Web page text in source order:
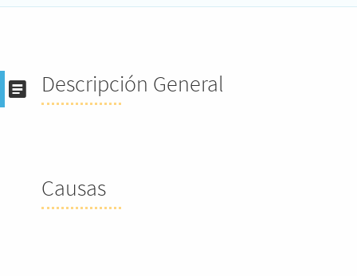
Descripción General
Causas